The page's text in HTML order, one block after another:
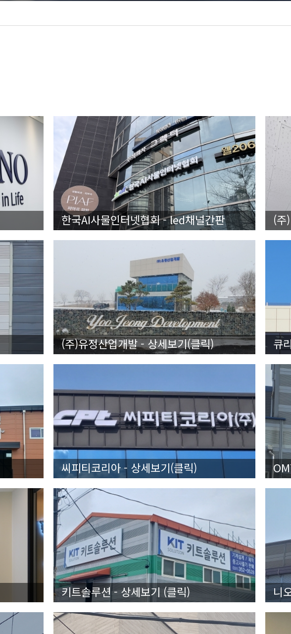
한국AI사물인터넷협회 - led채널간판 (주
(주)유정산업개발 - 상세보기(클릭) 큐
씨피티코리아 - 상세보기(클릭)
키트솔루션 - 상세보기 (클릭) 니